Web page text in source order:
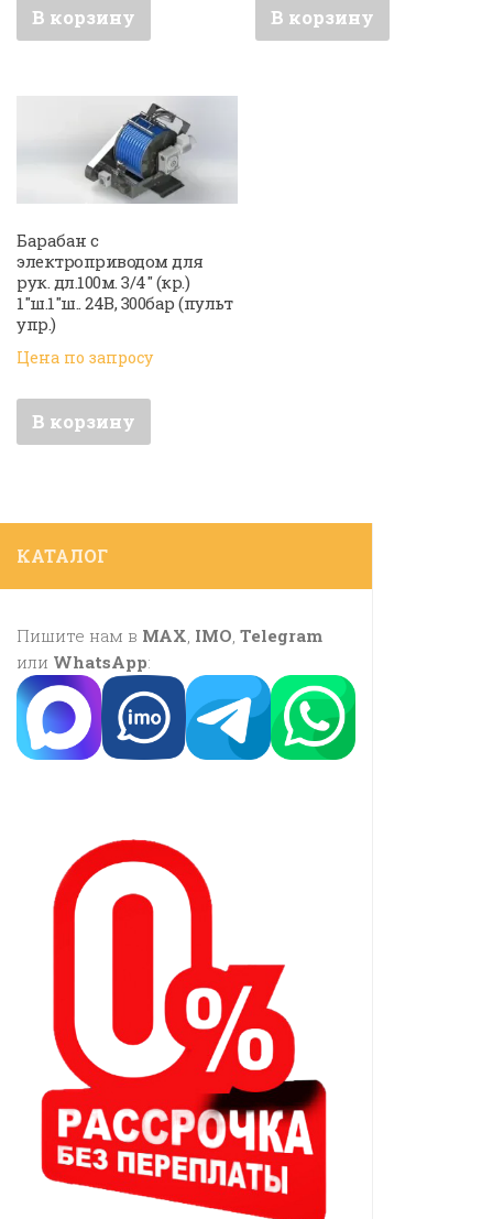
В корзину В корзину
Барабан с
электроприводом для
рук. дл.100м. 3/4″ (кр.)
1″ш.1″ш.. 24В, 300бар (пульт
упр.)
Цена по запросу
В корзину
КАТАЛОГ
Пишите нам в MAX, IMO, Telegram
или WhatsApp: